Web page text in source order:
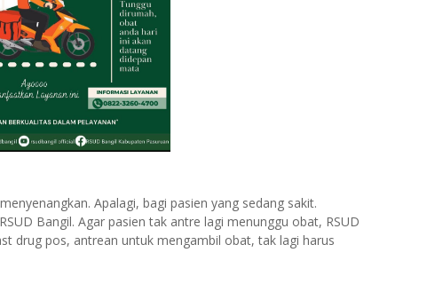
Apalagi, bagi pasien yang sedang sakit.
Bangil. Agar pasien tak antre lagi menunggu obat, RSUD
drug pos, antrean untuk mengambil obat, tak lagi harus